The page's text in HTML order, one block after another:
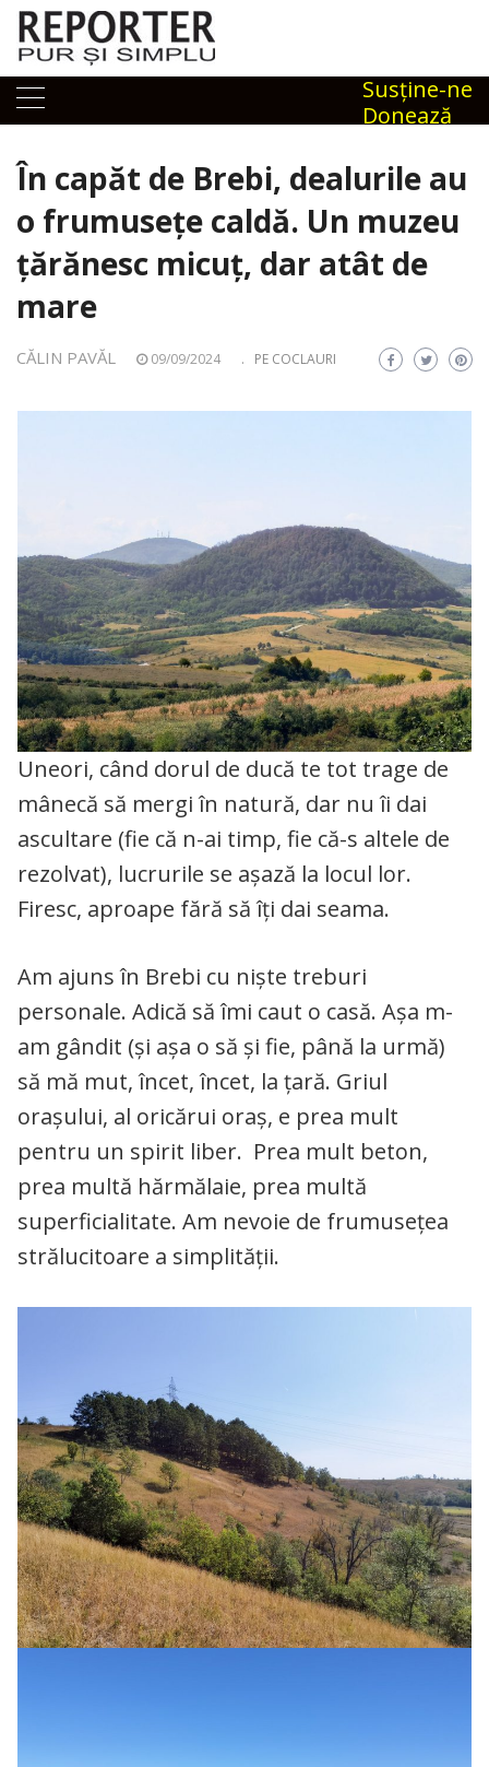
Skip
content
Susţine-ne
Donează
În capăt de Brebi, dealurile au
o frumusețe caldă. Un muzeu
țărănesc micuț, dar atât de
mare
CĂLIN PAVĂL 09/09/2024 . PE COCLAURI
Uneori, când dorul de ducă te tot trage de
mânecă să mergi în natură, dar nu îi dai
ascultare (fie că n-ai timp, fie că-s altele de
rezolvat), lucrurile se așază la locul lor.
Firesc, aproape fără să îți dai seama.
Am ajuns în Brebi cu niște treburi
personale. Adică să îmi caut o casă. Așa m-
am gândit (și așa o să și fie, până la urmă)
să mă mut, încet, încet, la țară. Griul
orașului, al oricărui oraș, e prea mult
pentru un spirit liber. Prea mult beton,
prea multă hărmălaie, prea multă
superficialitate. Am nevoie de frumusețea
strălucitoare a simplității.